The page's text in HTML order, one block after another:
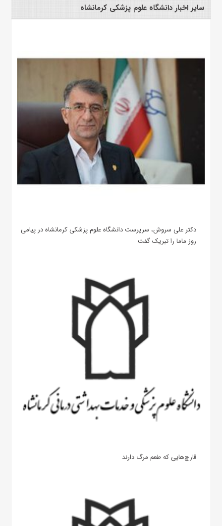
سایر اخبار دانشگاه علوم پزشکی کرمانشاه
دکتر علی سروش، سرپرست دانشگاه علوم پزشکی کرمانشاه در پیامی
روز ماما را تبریک گفت
قارچ‌هایی که طعم مرگ دارند